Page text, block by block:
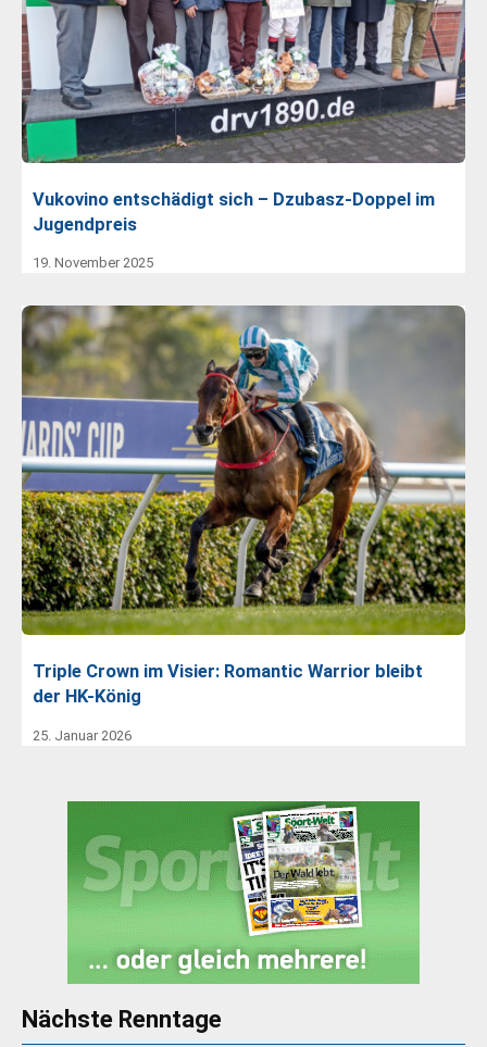
Vukovino entschädigt sich – Dzubasz-Doppel im
Jugendpreis
19. November 2025
Triple Crown im Visier: Romantic Warrior bleibt
der HK-König
25. Januar 2026
Nächste Renntage